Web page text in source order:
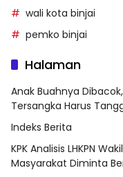
wali kota binjai
pemko binjai
Halaman
Anak Buahnya
Tersangka Harus
Indeks Berita
KPK Analisis LHKPN
Masyarakat Diminta